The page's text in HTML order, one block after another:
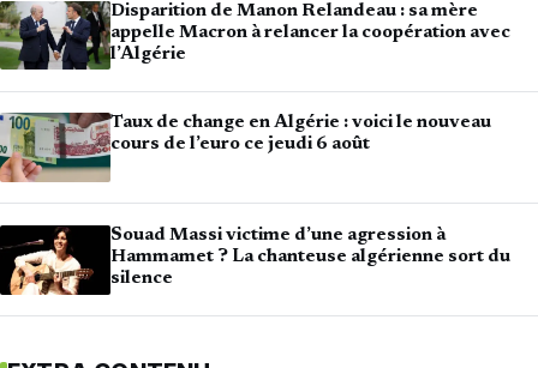
Disparition de Manon Relandeau : sa mère
appelle Macron à relancer la coopération avec
l’Algérie
Taux de change en Algérie : voici le nouveau
cours de l’euro ce jeudi 6 août
Souad Massi victime d’une agression à
Hammamet ? La chanteuse algérienne sort du
silence